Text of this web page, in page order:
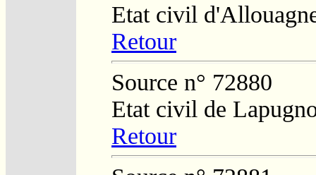
Etat civil
Retour
Source n° 72880
Etat civil de
Retour